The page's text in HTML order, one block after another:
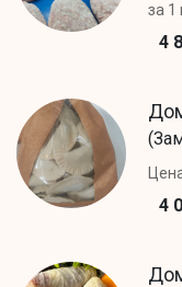
за 1
4
4